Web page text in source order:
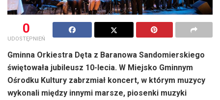
0
UDOSTĘPNIEŃ
Gminna Orkiestra Dęta z Baranowa Sandomierskiego
świętowała jubileusz 10-lecia. W Miejsko Gminnym
Ośrodku Kultury zabrzmiał koncert, w którym muzycy
wykonali między innymi marsze, piosenki muzyki